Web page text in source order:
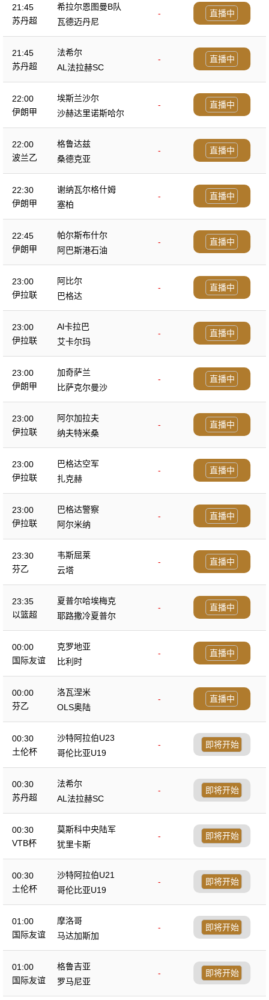
21:45
苏丹超
希拉尔恩图曼B队
-
瓦德迈丹尼
直播中
21:45
苏丹超
法希尔
-
AL法拉赫SC
直播中
22:00
伊朗甲
埃斯兰沙尔
-
沙赫达里诺斯哈尔
直播中
22:00
波兰乙
格鲁达兹
-
桑德克亚
直播中
22:30
伊朗甲
谢纳瓦尔格什姆
-
塞柏
直播中
22:45
伊朗甲
帕尔斯布什尔
-
阿巴斯港石油
直播中
23:00
伊拉联
阿比尔
-
巴格达
直播中
23:00
伊拉联
Al卡拉巴
-
艾卡尔玛
直播中
23:00
伊朗甲
加奇萨兰
-
比萨克尔曼沙
直播中
23:00
伊拉联
阿尔加拉夫
-
纳夫特米桑
直播中
23:00
伊拉联
巴格达空军
-
扎克赫
直播中
23:00
伊拉联
巴格达警察
-
阿尔米纳
直播中
23:30
芬乙
韦斯屈莱
-
云塔
直播中
23:35
以篮超
夏普尔哈埃梅克
-
耶路撒冷夏普尔
直播中
00:00
国际友谊
克罗地亚
-
比利时
直播中
00:00
芬乙
洛瓦涅米
-
OLS奥陆
直播中
00:30
土伦杯
沙特阿拉伯U23
-
哥伦比亚U19
即将开始
00:30
苏丹超
法希尔
-
AL法拉赫SC
即将开始
00:30
VTB杯
莫斯科中央陆军
-
犹里卡斯
即将开始
00:30
土伦杯
沙特阿拉伯U21
-
哥伦比亚U19
即将开始
01:00
国际友谊
摩洛哥
-
马达加斯加
即将开始
01:00
国际友谊
格鲁吉亚
-
罗马尼亚
即将开始